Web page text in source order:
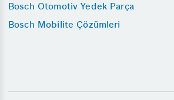
Bosch Otomotiv Yedek Parça
Bosch Mobilite Çözümleri